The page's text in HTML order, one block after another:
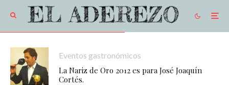
Eventos gastronómicos
La Nariz de Oro 2012 es para José Joaquín
Cortés.